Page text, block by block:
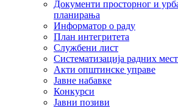
Документи просторног и
планирања
Информатор о раду
План интегритета
Службени лист
Систематизација радних
Акти општинске управе
Јавне набавке
Конкурси
Јавни позиви